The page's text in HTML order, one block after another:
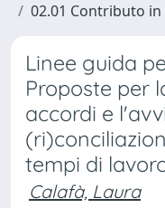
02.01 Contributo
Linee guida
Proposte per
accordi e
tempi di
Calafà, Laura